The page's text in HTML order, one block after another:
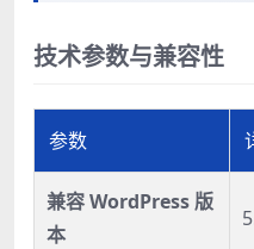
技术参数与兼容性
参数
兼容 WordPress 版
本